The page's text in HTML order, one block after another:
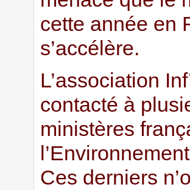
cette année en
s’accélère.
L’association
contacté à
ministères
Ces derniers